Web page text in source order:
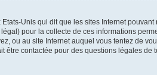
Unis qui dit que les sites Internet
pour la collecte de ces informations
ou au site Internet auquel vous tentez de
être contactée pour des questions légales de